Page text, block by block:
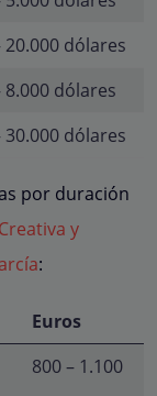
20.000 dólares
8.000 dólares
30.000 dólares
por duración
y
:
Euros
800 – 1.100